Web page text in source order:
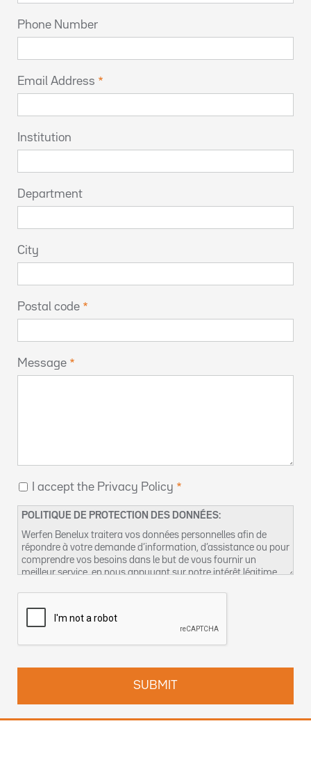
Phone Number
Email Address
Institution
Department
City
Postal code
Message
I accept the Privacy Policy
POLITIQUE DE PROTECTION DES DONNÉES:
Werfen Benelux traitera vos données personnelles afin de
répondre à votre demande d’information, d’assistance ou pour
comprendre vos besoins dans le but de vous fournir un
meilleur service, en nous appuyant sur notre intérêt légitime
des données et comment exercer vos droits dans notre
Politique de confidentialité